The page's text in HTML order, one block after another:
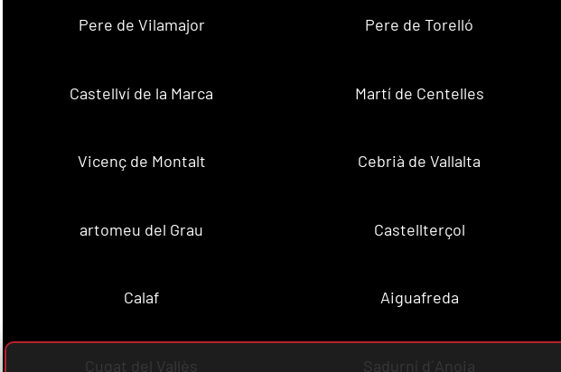
Pere de Vilamajor Pere de Torelló
Castellví de la Marca Martí de Centelles
Vicenç de Montalt Cebrià de Vallalta
artomeu del Grau Castellterçol
Calaf Aiguafreda
Cugat del Vallès Sadurní d´Anoia